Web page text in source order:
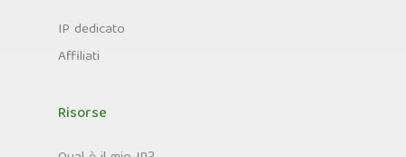
IP dedicato
Affiliati
Risorse